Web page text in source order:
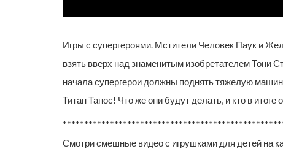
Игры с супергероями. Мстители Человек Паук и
взять вверх над знаменитым изобретателем Тони
начала супергерои должны поднять тяжелую
Титан Танос! Что же они будут делать, и кто в
Смотри смешные видео с игрушками для детей на